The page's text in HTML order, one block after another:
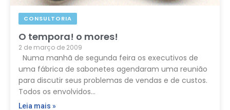
CONSULTORIA
O tempora! o mores!
2 de março de 2009
Numa manhã de segunda feira os executivos de
uma fábrica de sabonetes agendaram uma reunião
para discutir seus problemas de vendas e de custos.
Todos os envolvidos…
Leia mais »